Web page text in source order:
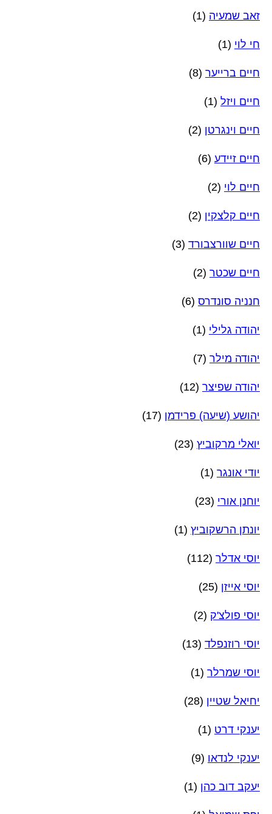
זאב שמעיה (1)
חי לוי (1)
חיים ברייער (8)
חיים ויזל (1)
חיים וינגרטן (2)
חיים זיידע (6)
חיים לוי (2)
חיים קלצקין (2)
חיים שוורצבורד (3)
חיים שכטר (2)
חנניה סונדרס (6)
יהודה גלילי (1)
יהודה מילר (7)
יהודה שפיצר (12)
יהושע (שיעה) פרידמן (17)
יואלי מרקוביץ (23)
יודי אונגר (1)
יוחנן אורי (23)
יונתן הרשקוביץ (1)
יוסי אדלר (112)
יוסי אייזן (25)
יוסי פולצ'ק (2)
יוסי רוזנפלד (13)
יוסי שמרלר (1)
יחיאל שטיין (28)
יענקי דרט (1)
יענקי לנדאו (9)
יעקב דוב כהן (1)